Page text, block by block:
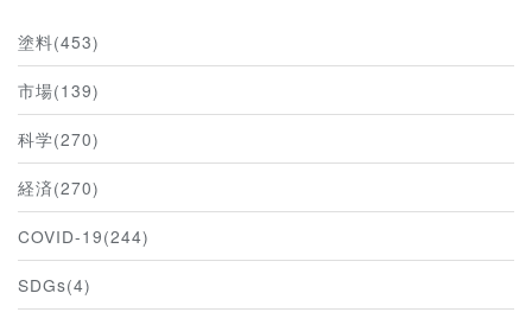
塗料(453)
市場(139)
科学(270)
経済(270)
COVID-19(244)
SDGs(4)